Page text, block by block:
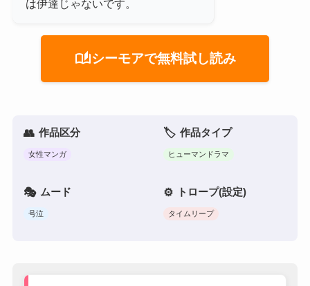
は伊達じゃないです。
auto_storiesシーモアで無料試し読み
作品区分
女性マンガ
作品タイプ
ヒューマンドラマ
ムード
号泣
トロープ(設定)
タイムリープ